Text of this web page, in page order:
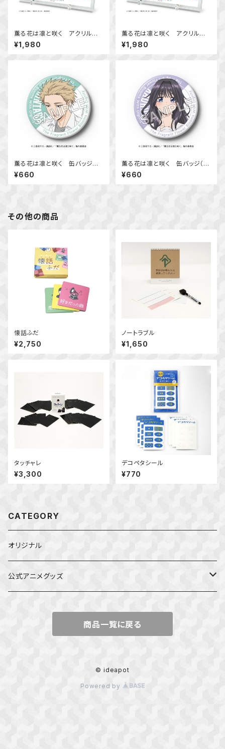
薫る花は凛と咲く アクリルビ
ジュアルボード Ver.C
¥1,980
薫る花は凛と咲く アクリルビ
ジュアルボード Ver.D
¥1,980
薫る花は凛と咲く 缶バッジ
（紬 凛太郎）
¥660
薫る花は凛と咲く 缶バッジ（和
栗 薫子）
¥660
その他の商品
懐話ふだ
¥2,750
ノートラブル
¥1,650
タッチャレ
¥3,300
デコペタシール
¥770
CATEGORY
オリジナル
公式アニメグッズ
ダンジョンの中のひと
商品一覧に戻る
© ideapot
Powered by